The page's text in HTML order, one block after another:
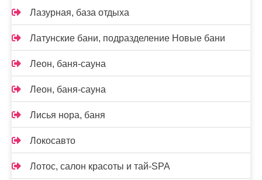
Лазурная, база отдыха
Латунские бани, подразделение Новые бани
Леон, баня-сауна
Леон, баня-сауна
Лисья нора, баня
Локосавто
Лотос, салон красоты и тай-SPA